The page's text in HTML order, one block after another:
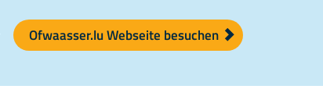
Ofwaasser.lu Webseite besuchen